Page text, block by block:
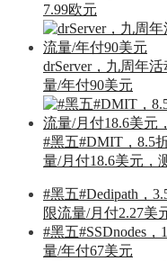
7.99欧元
drServer，九周年
量/年付90美元
#黑五#DMIT，8.5
量/月付18.6美元，
#黑五#Dedipath，
限流量/月付2.27美
#黑五#SSDnodes，
量/年付67美元